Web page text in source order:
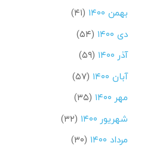
بهمن ۱۴۰۰
(۴۱)
دی ۱۴۰۰
(۵۴)
آذر ۱۴۰۰
(۵۹)
آبان ۱۴۰۰
(۵۷)
مهر ۱۴۰۰
(۳۵)
شهریور ۱۴۰۰
(۳۲)
مرداد ۱۴۰۰
(۳۰)